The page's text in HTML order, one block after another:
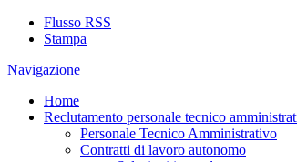
Flusso RSS
Stampa
Navigazione
Home
Reclutamento personale tecnico
Personale Tecnico Amministrativo
Contratti di lavoro autonomo